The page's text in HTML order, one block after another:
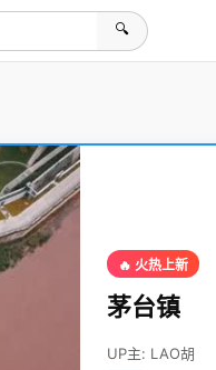
🔍
🔥 火热上新
茅台镇
UP主: LAO胡